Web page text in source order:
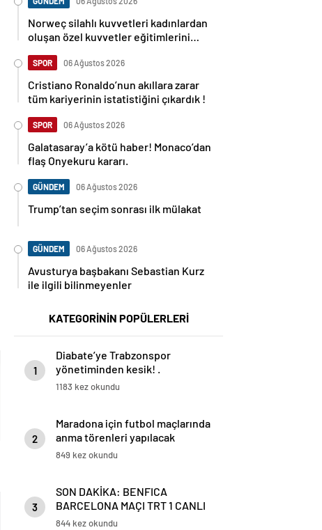
Norweç silahlı kuvvetleri kadınlardan
oluşan özel kuvvetler eğitimlerini
SPOR 06 Ağustos 2026
Cristiano Ronaldo’nun akıllara zarar
tüm kariyerinin istatistiğini çıkardık !
SPOR 06 Ağustos 2026
Galatasaray’a kötü haber! Monaco’dan
flaş Onyekuru kararı.
GÜNDEM 06 Ağustos 2026
Trump’tan seçim sonrası ilk mülakat
GÜNDEM 06 Ağustos 2026
Avusturya başbakanı Sebastian Kurz
ile ilgili bilinmeyenler
KATEGORİNİN POPÜLERLERİ
1
Diabate’ye Trabzonspor
yönetiminden kesik! .
1183 kez okundu
2
Maradona için futbol maçlarında
anma törenleri yapılacak
849 kez okundu
3
SON DAKİKA: BENFICA
BARCELONA MAÇI TRT 1 CANLI
İZLE: Benfica Barcelona Maçı
844 kez okundu